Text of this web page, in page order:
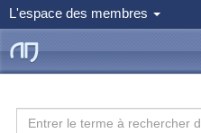
L'espace des membres